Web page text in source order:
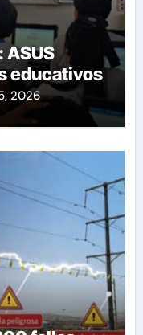
ASUS
educativos
2026